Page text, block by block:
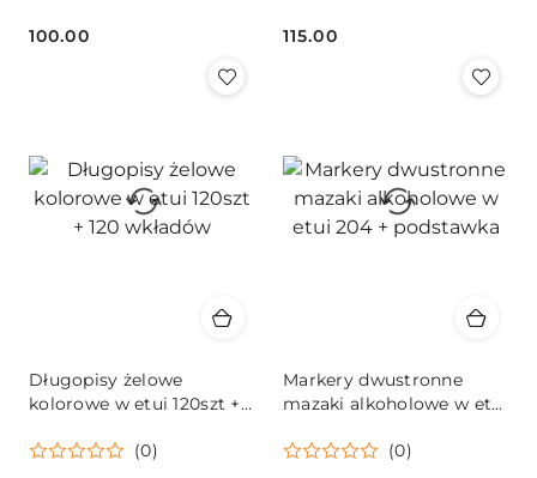
biała
Cena:
100.00
Cena:
115.00
Długopisy żelowe
kolorowe w etui 120szt +
(0)
Markery dwustronne
mazaki alkoholowe w etui
(0)